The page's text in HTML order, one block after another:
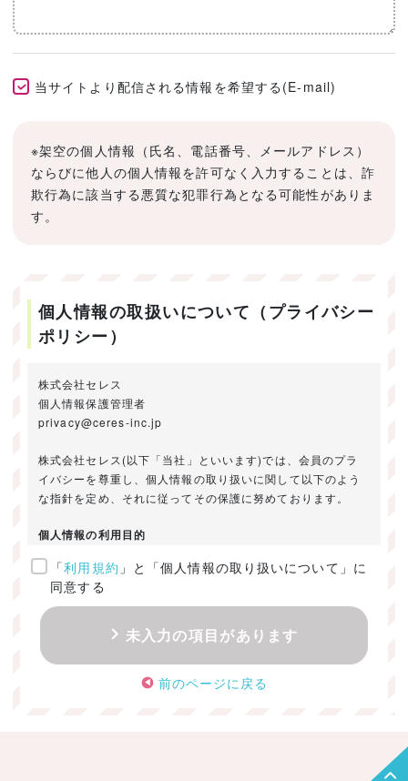
当サイトより配信される情報を希望する(E-mail)
※架空の個人情報（氏名、電話番号、メールアドレス）
ならびに他人の個人情報を許可なく入力することは、詐
欺行為に該当する悪質な犯罪行為となる可能性がありま
す。
個人情報の取扱いについて（プライバシー
ポリシー）
株式会社セレス
個人情報保護管理者
privacy@ceres-inc.jp
株式会社セレス(以下「当社」といいます)では、会員のプラ
イバシーを尊重し、個人情報の取り扱いに関して以下のよう
な指針を定め、それに従ってその保護に努めております。
個人情報の利用目的
ご提供いただきました個人情報は、以下のためにのみ利用い
たします。
・お問い合わせに対する回答及び資料送付のご連絡
・当社のお客様向けサービスの提供
・本人確認
・サービスの開発・改善のための分析
「利用規約 」と「個人情報の取り扱いについて」に
同意する
未入力の項目があります
前のページに戻る